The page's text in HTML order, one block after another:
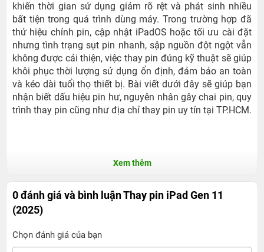
khiến thời gian sử dụng giảm rõ rệt và phát sinh nhiều
bất tiện trong quá trình dùng máy. Trong trường hợp đã
thử hiệu chỉnh pin, cập nhật iPadOS hoặc tối ưu cài đặt
nhưng tình trạng sụt pin nhanh, sập nguồn đột ngột vẫn
không được cải thiện, việc thay pin đúng kỹ thuật sẽ giúp
khôi phục thời lượng sử dụng ổn định, đảm bảo an toàn
và kéo dài tuổi thọ thiết bị. Bài viết dưới đây sẽ giúp bạn
nhận biết dấu hiệu pin hư, nguyên nhân gây chai pin, quy
trình thay pin cũng như địa chỉ thay pin uy tín tại TP.HCM.
Xem thêm
0 đánh giá và bình luậnThay pin iPad Gen 11
(2025)
Chọn đánh giá của bạn